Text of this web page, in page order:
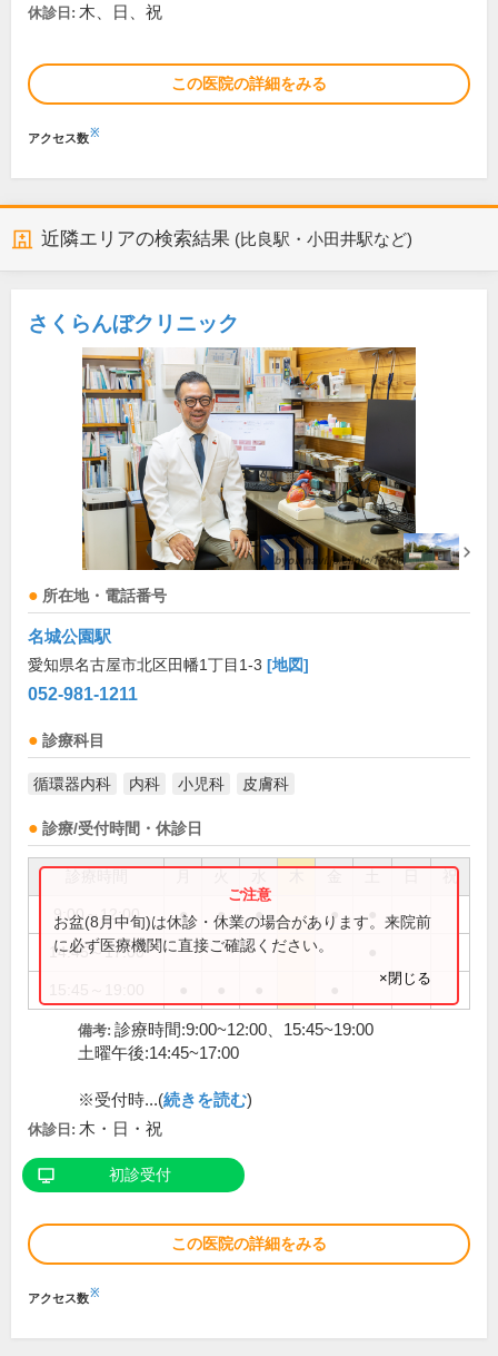
休診日: 木、日、祝
この医院の詳細をみる
アクセス数※
近隣エリアの検索結果 (比良駅・小田井駅など)
さくらんぼクリニック
所在地・電話番号
名城公園駅
愛知県名古屋市北区田幡1丁目1-3 [地図]
052-981-1211
診療科目
循環器内科 内科 小児科 皮膚科
診療/受付時間・休診日
祝
9:00～12:00 ● ● ● ●
14:45～17:00
お盆(8月中旬)は休診・休業の場合があります。来院前
に必ず医療機関に直接ご確認ください。
×閉じる
備考: 診療時間:9:00~12:00、15:45~19:00
土曜午後:14:45~17:00
※受付時...(続きを読む)
休診日: 木・日・祝
初診受付
この医院の詳細をみる
アクセス数※